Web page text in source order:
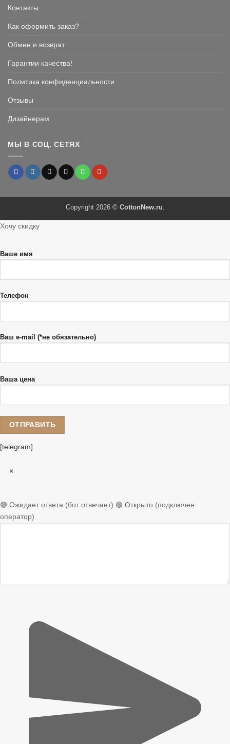
Контакты
Как оформить заказ?
Обмен и возврат
Гарантии качества!
Политика конфиденциальности
Отзывы
Дизайнерам
МЫ В СОЦ. СЕТЯХ
Copyright 2026 © CottonNew.ru
Хочу скидку
Ваше имя
Телефон
Ваш e-mail (*не обязательно)
Ваша цена
[telegram]
×
🟣 Ожидает ответа (бот отвечает) 🟢 Открыто (подключен
оператор)